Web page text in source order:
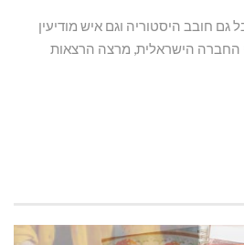
גם חובב היסטוריה וגם איש מודיעין
החברה הישראלית, מרצה הרצאות